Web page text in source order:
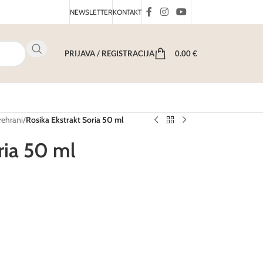
NEWSLETTERKONTAKT
PRIJAVA / REGISTRACIJA 0.00€
/Rosika Ekstrakt Soria 50 ml
50 ml